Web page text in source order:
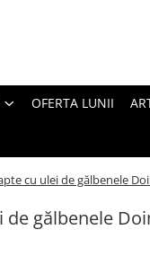
OFERTA LUNII
cu ulei de gălbenele
de gălbenele